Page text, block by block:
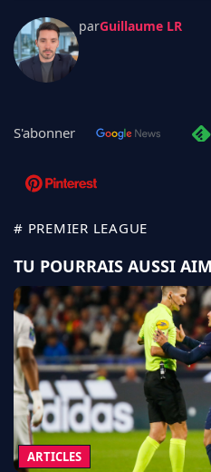
parGuillaume LR
S'abonner
# PREMIER LEAGUE
TU POURRAIS AUSSI
ARTICLES